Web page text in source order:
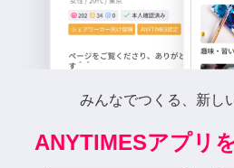
みんなでつくる、新し
ANYTIMESアプリ